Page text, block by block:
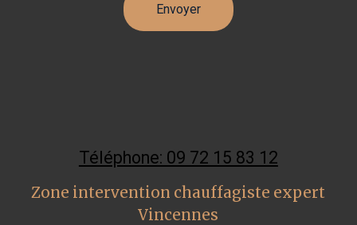
Téléphone: 09 72 15 83 12
Zone intervention chauffagiste expert
Vincennes